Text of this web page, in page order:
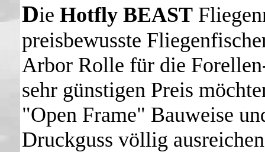
Die Hotfly BEAST
preisbewusste
Arbor Rolle für die
sehr günstigen Preis
"Open Frame" Bauweise
Druckguss völlig